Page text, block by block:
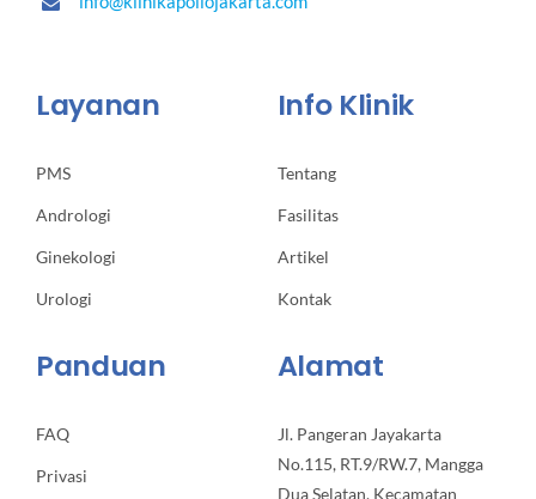
Layanan
PMS
Andrologi
Ginekologi
Urologi
Info Klinik
Tentang
Fasilitas
Artikel
Kontak
Panduan
FAQ
Privasi
Alamat
Jl. Pangeran Jayakarta
No.115, RT.9/RW.7, Mangga
Dua Selatan, Kecamatan